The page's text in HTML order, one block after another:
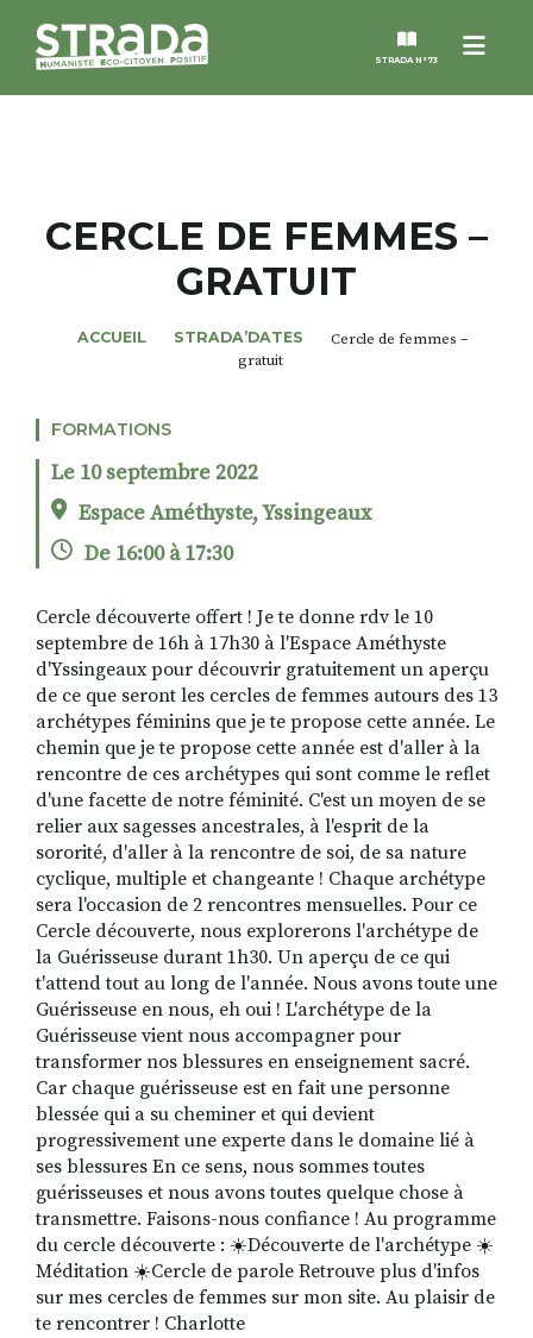
Menu
STRADA N°73
MAGAZINES
NOS THÈMES
ALTER STRADA
ROSÉE DE MAI
RECHERCHER
S'ABONNER
S'INSCRIRE À LA NEWSLETTER
FACEBOOKINSTAGRAM
LINKEDINYOUTUBE
CERCLE DE FEMMES –
GRATUIT
ACCUEIL STRADA’DATES
Cercle de femmes –
gratuit
FORMATIONS
Le 10 septembre 2022
Espace Améthyste, Yssingeaux
De 16:00 à 17:30
Cercle découverte offert ! ️Je te donne rdv le 10
septembre de 16h à 17h30 à l'Espace Améthyste
d'Yssingeaux pour découvrir gratuitement un aperçu
de ce que seront les cercles de femmes autours des 13
archétypes féminins que je te propose cette année. Le
chemin que je te propose cette année est d'aller à la
rencontre de ces archétypes qui sont comme le reflet
d'une facette de notre féminité. C'est un moyen de se
relier aux sagesses ancestrales, à l'esprit de la
sororité, d'aller à la rencontre de soi, de sa nature
cyclique, multiple et changeante ! Chaque archétype
sera l'occasion de 2 rencontres mensuelles. Pour ce
Cercle découverte, nous explorerons l'archétype de
la Guérisseuse durant 1h30. Un aperçu de ce qui
t'attend tout au long de l'année. Nous avons toute une
Guérisseuse en nous, eh oui ! L'archétype de la
Guérisseuse vient nous accompagner pour
transformer nos blessures en enseignement sacré.
Car chaque guérisseuse est en fait une personne
blessée qui a su cheminer et qui devient
progressivement une experte dans le domaine lié à
ses blessures En ce sens, nous sommes toutes
guérisseuses et nous avons toutes quelque chose à
transmettre. Faisons-nous confiance ! Au programme
du cercle découverte : ☀️Découverte de l'archétype ☀️
Méditation ☀️Cercle de parole Retrouve plus d'infos
sur mes cercles de femmes sur mon site. Au plaisir de
te rencontrer ! Charlotte